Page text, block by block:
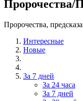
Пророчества/
Пророчества,
Интересные
Новые
За 7 дней
За 24 часа
За 7 дней